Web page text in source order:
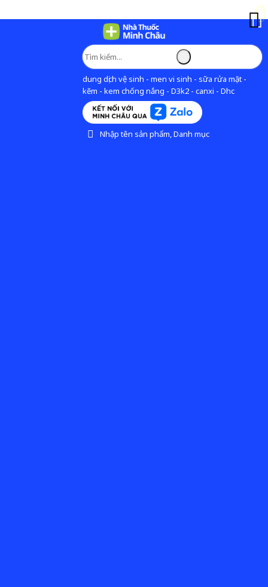
dung dịch vệ sinh - men vi sinh - sữa rửa mặt -
kẽm - kem chống nắng - D3k2 - canxi - Dhc
Nhập tên sản phẩm, Danh mục